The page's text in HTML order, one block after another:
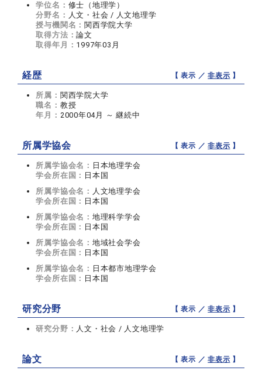
学位名： 修士（地理学）
分野名： 人文・社会 / 人文地理学
授与機関名： 関西学院大学
取得方法：論文
取得年月： 1997年03月
経歴 【 表示 ／非表示 】
所属： 関西学院大学
職名： 教授
年月： 2000年04月 ～ 継続中
所属学協会 【 表示 ／非表示 】
所属学協会名： 日本地理学会
学会所在国： 日本国
所属学協会名： 人文地理学会
学会所在国： 日本国
所属学協会名： 地理科学学会
学会所在国： 日本国
所属学協会名： 地域社会学会
学会所在国： 日本国
所属学協会名： 日本都市地理学会
学会所在国： 日本国
研究分野 【 表示 ／非表示 】
研究分野： 人文・社会 / 人文地理学
論文 【 表示 ／非表示 】